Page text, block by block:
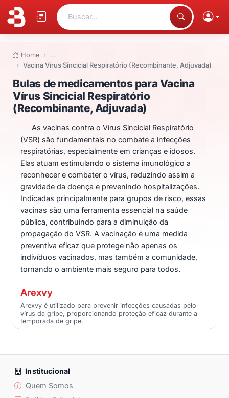
Buscar...
Home
…
Vacina Vírus Sincicial Respiratório (Recombinante, Adjuvada)
Bulas de medicamentos para
Bulas de medicamentos para Vacina
Vírus Sincicial Respiratório
(Recombinante, Adjuvada)
As vacinas contra o Vírus Sincicial Respiratório
(VSR) são fundamentais no combate a infecções
respiratórias, especialmente em crianças e idosos.
Elas atuam estimulando o sistema imunológico a
reconhecer e combater o vírus, reduzindo assim a
gravidade da doença e prevenindo hospitalizações.
Indicadas principalmente para grupos de risco, essas
vacinas são uma ferramenta essencial na saúde
pública, contribuindo para a diminuição da
propagação do VSR. A vacinação é uma medida
preventiva eficaz que protege não apenas os
indivíduos vacinados, mas também a comunidade,
tornando o ambiente mais seguro para todos.
Arexvy
Arexvy é utilizado para prevenir infecções causadas pelo
vírus da gripe, proporcionando proteção eficaz durante a
temporada de gripe.
Institucional
Quem Somos